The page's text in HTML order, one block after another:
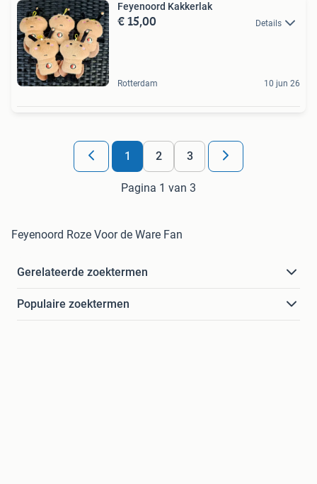
Feyenoord Kakkerlak
€ 15,00 Details
Rotterdam 10 jun 26
1 2 3
Pagina 1 van 3
Feyenoord Roze Voor de Ware Fan
Gerelateerde zoektermen
Populaire zoektermen